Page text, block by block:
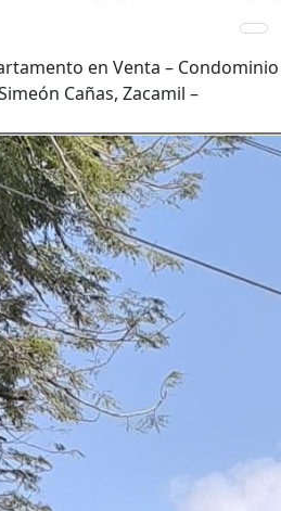
en Venta – Condominio
Cañas, Zacamil –